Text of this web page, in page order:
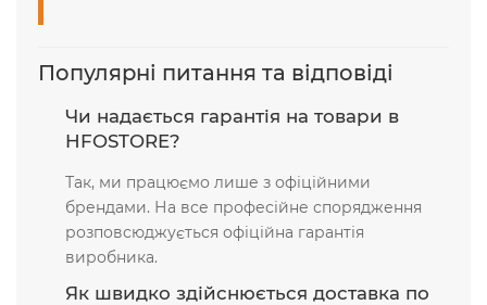
Популярні питання та відповіді
Чи надається гарантія на товари в
HFOSTORE?
Так, ми працюємо лише з офіційними
брендами. На все професійне спорядження
розповсюджується офіційна гарантія
виробника.
Як швидко здійснюється доставка по